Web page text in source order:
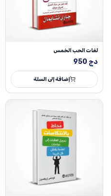
لغات الحب الخمس
950 دج
إضافة إلى السلة